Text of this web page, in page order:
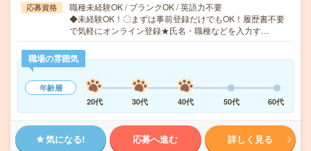
応募資格
職種未経験OK / ブランクOK / 英語力不要
◆未経験OK！〇まずは事前登録だけでもOK！履歴書不要
で気軽にオンライン登録★氏名・職種などを入力す…
職場の雰囲気
年齢層
20代
30代 40代 50代 60代
気になる! 応募へ進む 詳しく見る